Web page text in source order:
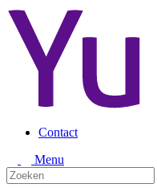
Contact
Menu